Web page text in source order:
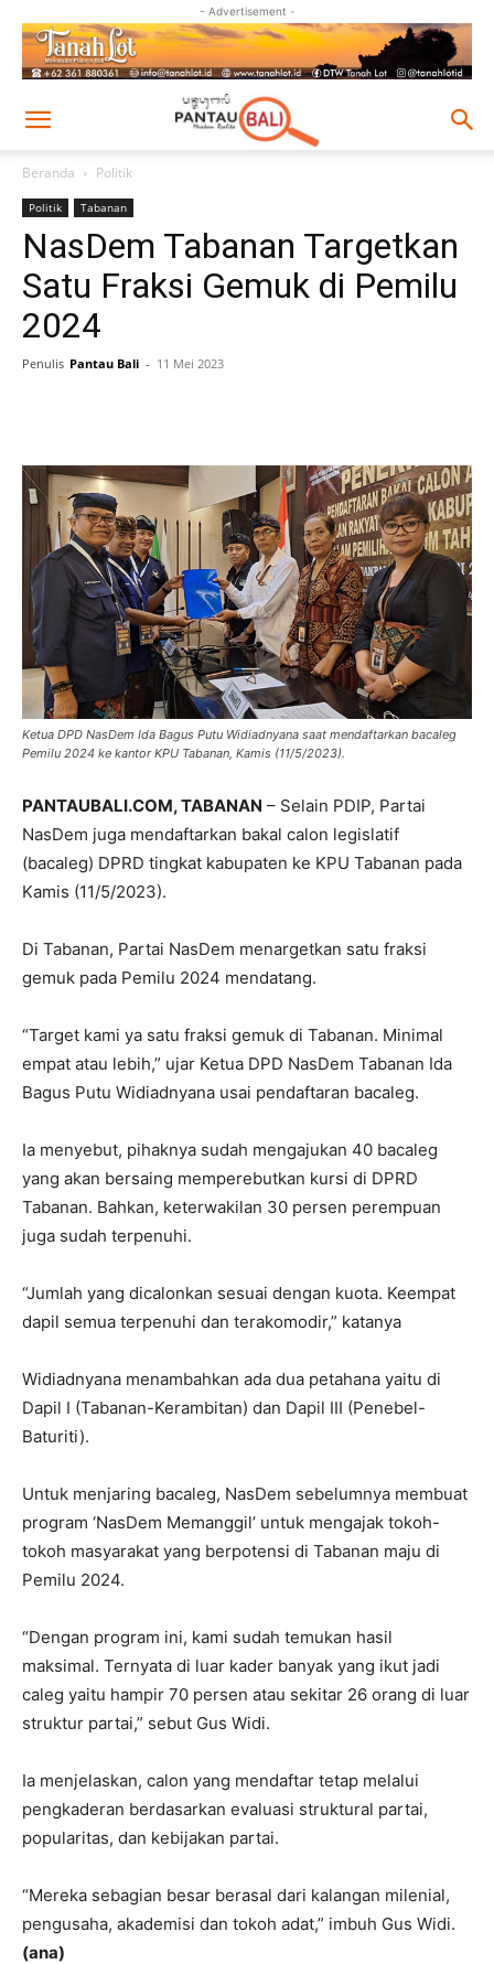
- Advertisement -
Beranda Politik
Politik Tabanan
NasDem Tabanan Targetkan
Satu Fraksi Gemuk di Pemilu
2024
Penulis Pantau Bali - 11 Mei 2023
Ketua DPD NasDem Ida Bagus Putu Widiadnyana saat mendaftarkan bacaleg
Pemilu 2024 ke kantor KPU Tabanan, Kamis (11/5/2023).
PANTAUBALI.COM, TABANAN – Selain PDIP, Partai
NasDem juga mendaftarkan bakal calon legislatif
(bacaleg) DPRD tingkat kabupaten ke KPU Tabanan pada
Kamis (11/5/2023).
Di Tabanan, Partai NasDem menargetkan satu fraksi
gemuk pada Pemilu 2024 mendatang.
“Target kami ya satu fraksi gemuk di Tabanan. Minimal
empat atau lebih,” ujar Ketua DPD NasDem Tabanan Ida
Bagus Putu Widiadnyana usai pendaftaran bacaleg.
Ia menyebut, pihaknya sudah mengajukan 40 bacaleg
yang akan bersaing memperebutkan kursi di DPRD
Tabanan. Bahkan, keterwakilan 30 persen perempuan
juga sudah terpenuhi.
“Jumlah yang dicalonkan sesuai dengan kuota. Keempat
dapil semua terpenuhi dan terakomodir,” katanya
Widiadnyana menambahkan ada dua petahana yaitu di
Dapil I (Tabanan-Kerambitan) dan Dapil III (Penebel-
Baturiti).
Untuk menjaring bacaleg, NasDem sebelumnya membuat
program ‘NasDem Memanggil’ untuk mengajak tokoh-
tokoh masyarakat yang berpotensi di Tabanan maju di
Pemilu 2024.
“Dengan program ini, kami sudah temukan hasil
maksimal. Ternyata di luar kader banyak yang ikut jadi
caleg yaitu hampir 70 persen atau sekitar 26 orang di luar
struktur partai,” sebut Gus Widi.
Ia menjelaskan, calon yang mendaftar tetap melalui
pengkaderan berdasarkan evaluasi struktural partai,
popularitas, dan kebijakan partai.
“Mereka sebagian besar berasal dari kalangan milenial,
pengusaha, akademisi dan tokoh adat,” imbuh Gus Widi.
(ana)